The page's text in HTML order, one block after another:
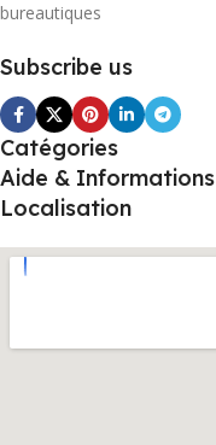
bureautiques
Subscribe us
Catégories
Aide & Informations
Localisation